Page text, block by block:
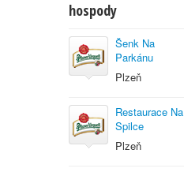
hospody
Šenk Na
Parkánu
Plzeň
Restaurace Na
Spilce
Plzeň